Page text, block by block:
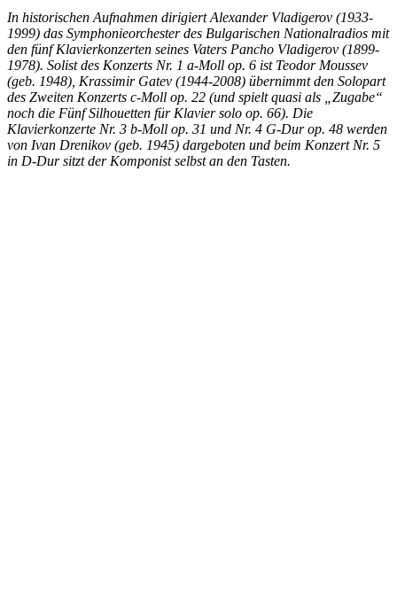
In historischen Aufnahmen dirigiert Alexander Vladigerov (1933-
1999) das Symphonieorchester des Bulgarischen Nationalradios mit
den fünf Klavierkonzerten seines Vaters Pancho Vladigerov (1899-
1978). Solist des Konzerts Nr. 1 a-Moll op. 6 ist Teodor Moussev
(geb. 1948), Krassimir Gatev (1944-2008) übernimmt den Solopart
des Zweiten Konzerts c-Moll op. 22 (und spielt quasi als „Zugabe“
noch die Fünf Silhouetten für Klavier solo op. 66). Die
Klavierkonzerte Nr. 3 b-Moll op. 31 und Nr. 4 G-Dur op. 48 werden
von Ivan Drenikov (geb. 1945) dargeboten und beim Konzert Nr. 5
in D-Dur sitzt der Komponist selbst an den Tasten.